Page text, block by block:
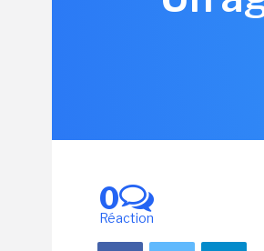
0
Réaction